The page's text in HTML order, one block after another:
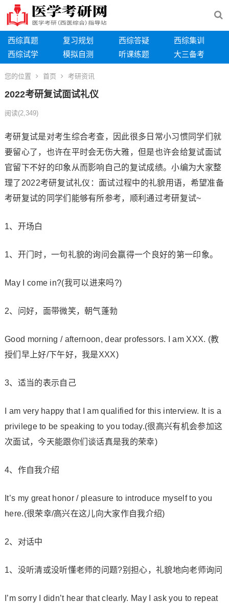
西综真题 复习规划 西综答疑
西综集训
西综试学
模拟自测 听课练题 大三备考
您的位置 首页 考研资讯
2022考研复试面试礼仪
阅读(2,349)
考研复试是对考生综合考查，因此很多日常小习惯同学们就
要留心了，也许在平时会无伤大雅，但是也许会给复试面试
官留下不好的印象从而影响自己的复试成绩。小编为大家整
理了2022考研复试礼仪：面试过程中的礼貌用语，希望准备
考研复试的同学们能够有所参考，顺利通过考研复试~
1、开场白
1、开门时，一句礼貌的询问会赢得一个良好的第一印象。
May I come in?(我可以进来吗?)
2、问好，面带微笑，朝气蓬勃
Good morning / afternoon, dear professors. I am XXX. (教
授们早上好/下午好，我是XXX)
3、适当的表示自己
I am very happy that I am qualified for this interview. It is a
privilege to be speaking to you today.(很高兴有机会参加这
次面试，今天能跟你们谈话真是我的荣幸)
4、作自我介绍
It’s my great honor / pleasure to introduce myself to you
here.(很荣幸/高兴在这儿向大家作自我介绍)
2、对话中
1、没听清或没听懂老师的问题?别担心，礼貌地向老师询问
I’m sorry I didn’t hear that clearly. May I ask you to repeat